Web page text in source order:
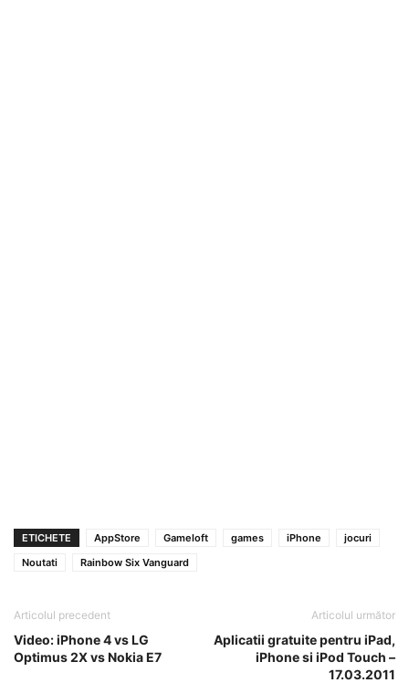
ETICHETE AppStore Gameloft games iPhone
jocuri
Noutati
Rainbow Six Vanguard
Articolul precedent
Video: iPhone 4 vs LG
Optimus 2X vs Nokia E7
Articolul următor
Aplicatii gratuite pentru iPad,
iPhone si iPod Touch –
17.03.2011